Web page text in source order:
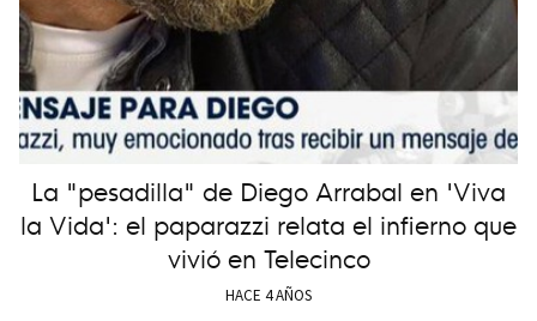
La "pesadilla" de Diego Arrabal en 'Viva
la Vida': el paparazzi relata el infierno que
vivió en Telecinco
HACE 4 AÑOS